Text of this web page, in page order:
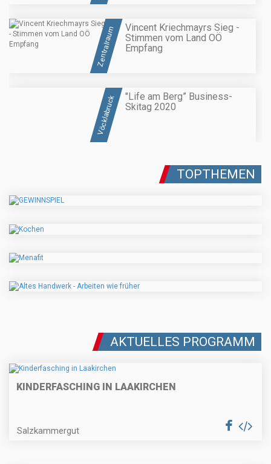
Zentralraum
Vincent Kriechmayrs Sieg -
Stimmen vom Land OÖ
Empfang
Vöcklabruck
"Life am Berg” Business-
Skitag 2020
TOPTHEMEN
AKTUELLES PROGRAMM
KINDERFASCHING IN LAAKIRCHEN
Salzkammergut